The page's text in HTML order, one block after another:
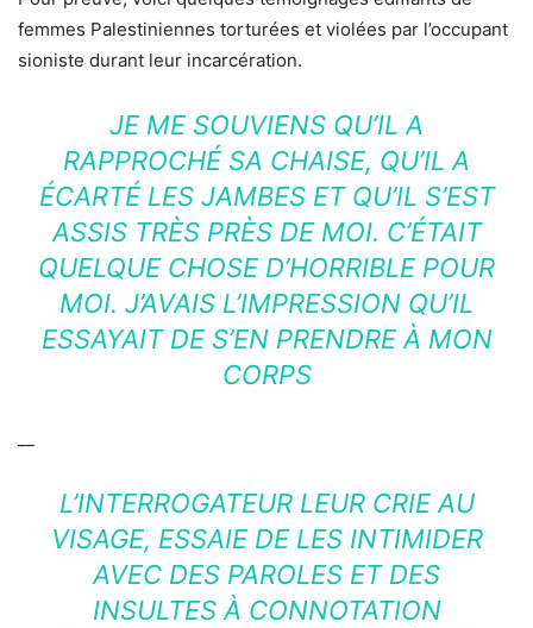
femmes Palestiniennes torturées et violées par l’occupant
sioniste durant leur incarcération.
JE ME SOUVIENS QU’IL A
RAPPROCHÉ SA CHAISE, QU’IL A
ÉCARTÉ LES JAMBES ET QU’IL S’EST
ASSIS TRÈS PRÈS DE MOI. C’ÉTAIT
QUELQUE CHOSE D’HORRIBLE POUR
MOI. J’AVAIS L’IMPRESSION QU’IL
ESSAYAIT DE S’EN PRENDRE À MON
CORPS
L’INTERROGATEUR LEUR CRIE AU
VISAGE, ESSAIE DE LES INTIMIDER
AVEC DES PAROLES ET DES
INSULTES À CONNOTATION